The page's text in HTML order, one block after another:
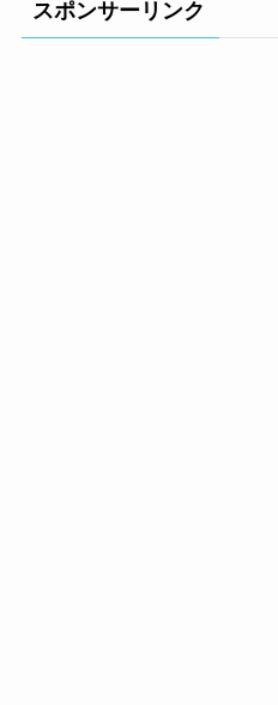
スポンサーリンク